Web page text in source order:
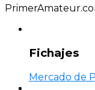
Fichajes
Mercado de